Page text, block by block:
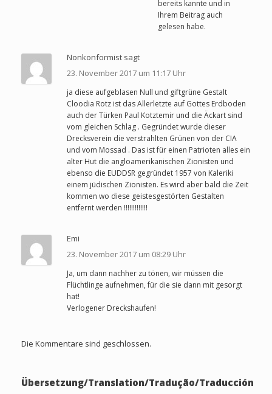
bereits kannte und in
Ihrem Beitrag auch
gelesen habe.
Nonkonformist sagt
23. November 2017 um 11:17 Uhr
ja diese aufgeblasen Null und giftgrüne Gestalt
Cloodia Rotz ist das Allerletzte auf Gottes Erdboden
auch der Türken Paul Kotztemir und die Äckart sind
vom gleichen Schlag . Gegründet wurde dieser
Drecksverein die verstrahlten Grünen von der CIA
und vom Mossad . Das ist für einen Patrioten alles ein
alter Hut die angloamerikanischen Zionisten und
ebenso die EUDDSR gegründet 1957 von Kaleriki
einem jüdischen Zionisten. Es wird aber bald die Zeit
kommen wo diese geistesgestörten Gestalten
entfernt werden !!!!!!!!!!!!!
Emi
23. November 2017 um 08:29 Uhr
Ja, um dann nachher zu tönen, wir müssen die
Flüchtlinge aufnehmen, für die sie dann mit gesorgt
hat!
Verlogener Dreckshaufen!
Die Kommentare sind geschlossen.
Übersetzung/Translation/Tradução/Traducción